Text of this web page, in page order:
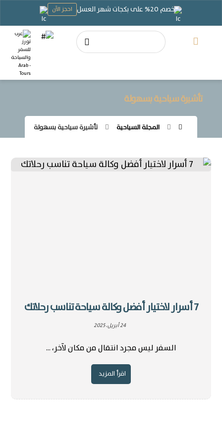
خصم 20% على بكجات شهر العسل احجز الآن
تأشيرة سياحية بسهولة
المجلة السياحية تأشيرة سياحية بسهولة
7 أسرار لاختيار أفضل وكالة سياحة تناسب رحلاتك
24 أبريل، 2025
السفر ليس مجرد انتقال من مكان لآخر، ...
اقرأ المزيد